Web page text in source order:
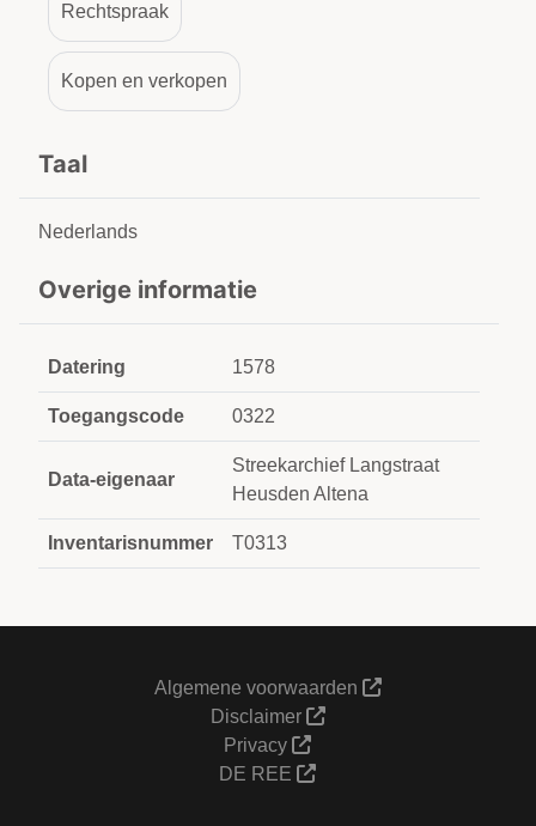
Rechtspraak
Kopen en verkopen
Taal
Nederlands
Overige informatie
Datering 1578
Toegangscode 0322
Data-eigenaar
Streekarchief Langstraat
Heusden Altena
Inventarisnummer T0313
Algemene voorwaarden
Disclaimer
Privacy
DE REE